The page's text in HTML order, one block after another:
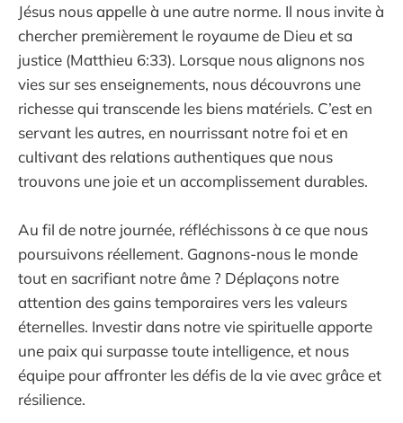
Jésus nous appelle à une autre norme. Il nous invite à
chercher premièrement le royaume de Dieu et sa
justice (Matthieu 6:33). Lorsque nous alignons nos
vies sur ses enseignements, nous découvrons une
richesse qui transcende les biens matériels. C’est en
servant les autres, en nourrissant notre foi et en
cultivant des relations authentiques que nous
trouvons une joie et un accomplissement durables.
Au fil de notre journée, réfléchissons à ce que nous
poursuivons réellement. Gagnons-nous le monde
tout en sacrifiant notre âme ? Déplaçons notre
attention des gains temporaires vers les valeurs
éternelles. Investir dans notre vie spirituelle apporte
une paix qui surpasse toute intelligence, et nous
équipe pour affronter les défis de la vie avec grâce et
résilience.